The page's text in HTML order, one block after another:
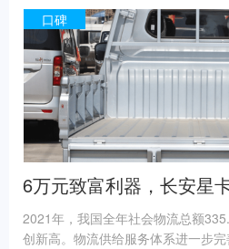
口碑
6万元致富利器，长安星
光新卡
2021年，我国全年社会物流总额
创新高。物流供给服务体系进一步